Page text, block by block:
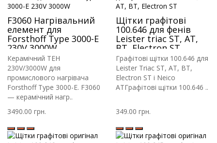
F3060 Нагрівальний
елемент для
Forsthoff Type 3000-E
230V 3000W
Керамічний ТЕН
230V/3000W для
промислового нагрівача
Forsthoff Type 3000-E. F3060
— керамічний нагр..
3490.00 грн.
Щітки графітові
100.646 для фенів
Leister triac ST, AT,
BT, Electron ST
Графітові щітки 100.646 для
Leister Triac ST, AT, BT,
Electron ST і Neico
ATГрафітові щітки 100.646 ..
349.00 грн.